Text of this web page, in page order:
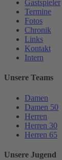
Gastspieler
Termine
Fotos
Chronik
Links
Kontakt
Intern
Unsere Teams
Damen
Damen 50
Herren
Herren 30
Herren 65
Unsere Jugend